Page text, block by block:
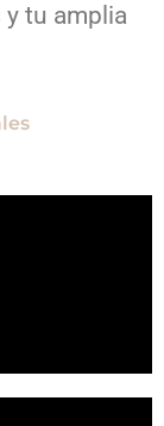
tu amplia